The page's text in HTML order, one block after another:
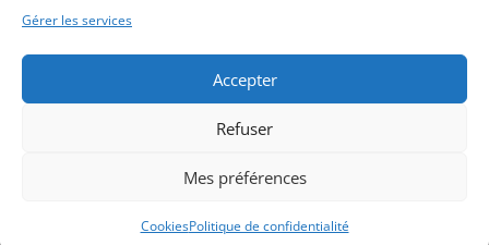
Gérer les services
Accepter
Refuser
Mes préférences
CookiesPolitique de confidentialité